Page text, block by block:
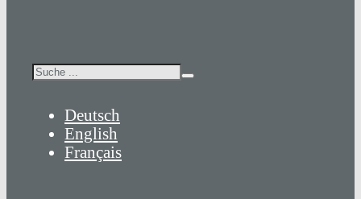
Suchen
Deutsch
English
Français